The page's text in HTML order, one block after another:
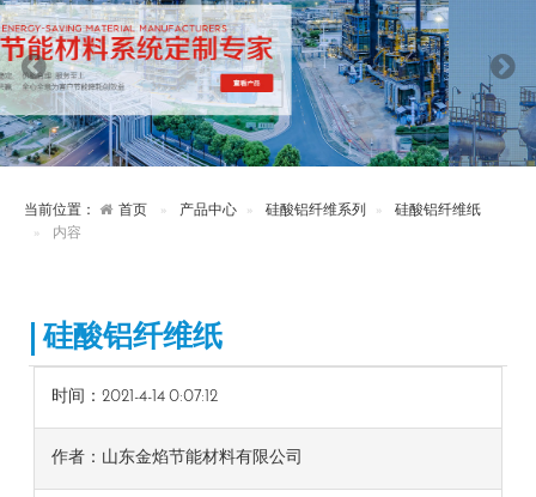
当前位置： 首页 产品中心 硅酸铝纤维系列
硅酸铝纤维纸
内容
硅酸铝纤维纸
时间：2021-4-14 0:07:12
作者：山东金焰节能材料有限公司